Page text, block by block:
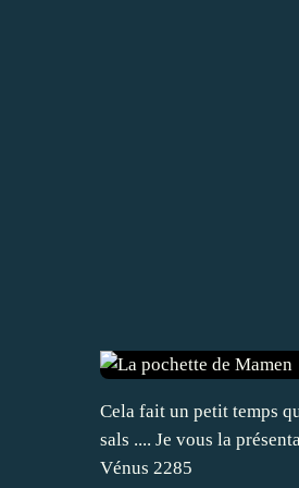
Cela fait un petit temps
sals .... Je vous la
Vénus 2285